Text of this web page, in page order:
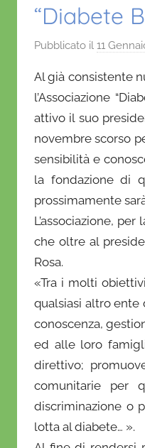
“Diabete
Pubblicato il 11
Al già consistente
l’Associazione
attivo il suo
novembre scorso
sensibilità e
la fondazione di
prossimamente
L’associazione,
che oltre al
Rosa.
«Tra i molti
qualsiasi altro ente
conoscenza,
ed alle loro
direttivo;
comunitarie per
discriminazione o
lotta al diabete… ».